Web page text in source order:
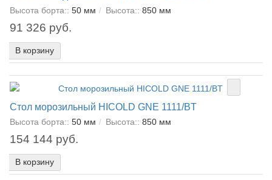
Высота борта:: 50 мм Высота:: 850 мм
91 326 руб.
В корзину
Стол морозильный HICOLD GNE 1111/BT
Высота борта:: 50 мм Высота:: 850 мм
154 144 руб.
В корзину